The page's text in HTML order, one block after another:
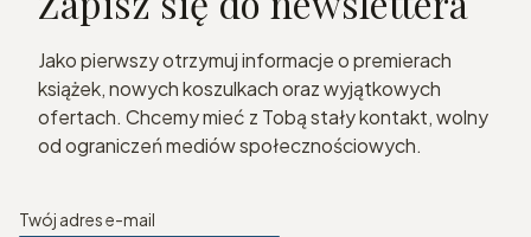
Jako pierwszy otrzymuj informacje o premierach
książek, nowych koszulkach oraz wyjątkowych
ofertach. Chcemy mieć z Tobą stały kontakt, wolny
od ograniczeń mediów społecznościowych.
Twój adres e-mail